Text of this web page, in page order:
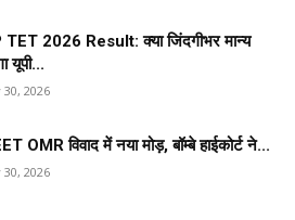
TET 2026 Result: क्या जिंदगीभर मान्य
यूपी...
30, 2026
OMR विवाद में नया मोड़, बॉम्बे हाईकोर्ट ने...
30, 2026